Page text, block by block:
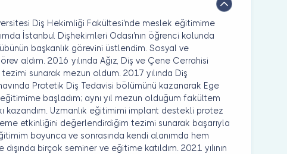
Diş Hekimliği Fakültesi'nde meslek eğitimime
İstanbul Dişhekimleri Odası'nın öğrenci kolunda
başkanlık görevini üstlendim. Sosyal ve
aldım. 2016 yılında Ağız, Diş ve Çene Cerrahisi
sunarak mezun oldum. 2017 yılında Diş
Protetik Diş Tedavisi bölümünü kazanarak Ege
başladım; aynı yıl mezun olduğum fakültem
kazandım. Uzmanlık eğitimimi implant destekli protez
etkinliğini değerlendirdiğim tezimi sunarak başarıyla
boyunca ve sonrasında kendi alanımda hem
birçok seminer ve eğitime katıldım. 2021 yılının